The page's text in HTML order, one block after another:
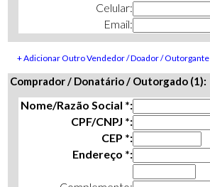
Celular:
Email:
+ Adicionar Outro Vendedor / Doador / Outorgante
Comprador / Donatário / Outorgado (1):
Nome/Razão Social *:
CPF/CNPJ *:
CEP *:
Endereço *: